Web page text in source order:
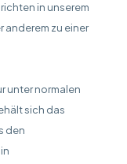
in unserem
anderem zu einer
unter normalen
sich das
den